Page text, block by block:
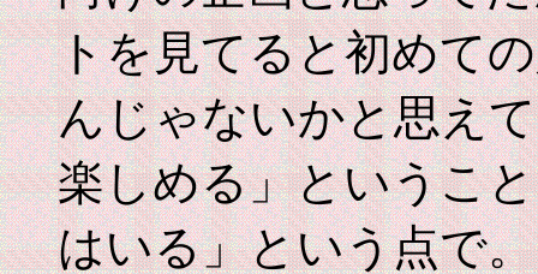
トを見てると初めて
んじゃないかと思え
楽しめる」というこ
はいる」という点で